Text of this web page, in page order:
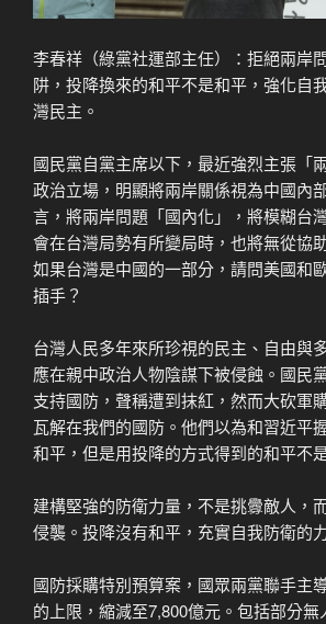
李春祥（綠黨社運部主任）：拒絕兩岸
阱，投降換來的和平不是和平，強化自
灣民主。
國民黨自黨主席以下，最近強烈主張「
政治立場，明顯將兩岸關係視為中國內
言，將兩岸問題「國內化」，將模糊台
會在台灣局勢有所變局時，也將無從協
如果台灣是中國的一部分，請問美國和
插手？
台灣人民多年來所珍視的民主、自由與
應在親中政治人物陰謀下被侵蝕。國民
支持國防，聲稱遭到抹紅，然而大砍軍
瓦解在我們的國防。他們以為和習近平
和平，但是用投降的方式得到的和平不
建構堅強的防衛力量，不是挑釁敵人，
侵襲。投降沒有和平，充實自我防衛的
國防採購特別預算案，國眾兩黨聯手主
的上限，縮減至7,800億元。包括部分